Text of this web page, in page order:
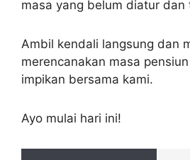
masa yang belum diatur dan
Ambil kendali langsung dan
merencanakan masa
impikan bersama kami.
Ayo mulai hari ini!